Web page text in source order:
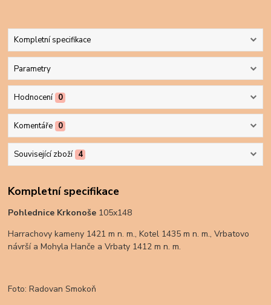
Kompletní specifikace
Parametry
Hodnocení 0
Komentáře 0
Související zboží 4
Kompletní specifikace
Pohlednice Krkonoše 105x148
Harrachovy kameny 1421 m n. m., Kotel 1435 m n. m., Vrbatovo
návrší a Mohyla Hanče a Vrbaty 1412 m n. m.
Foto: Radovan Smokoň